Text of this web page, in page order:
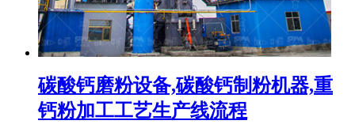
碳酸钙磨粉设备,碳酸钙制粉机器,重
钙粉加工工艺生产线流程